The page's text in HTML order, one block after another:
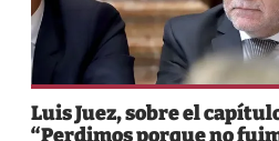
Luis Juez, sobre el
“Perdimos porque no